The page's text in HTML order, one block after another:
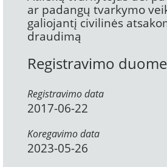
ar padangų tvarkymo
galiojantį civilinės
draudimą
Registravimo
Registravimo data
2017-06-22
Koregavimo data
2023-05-26